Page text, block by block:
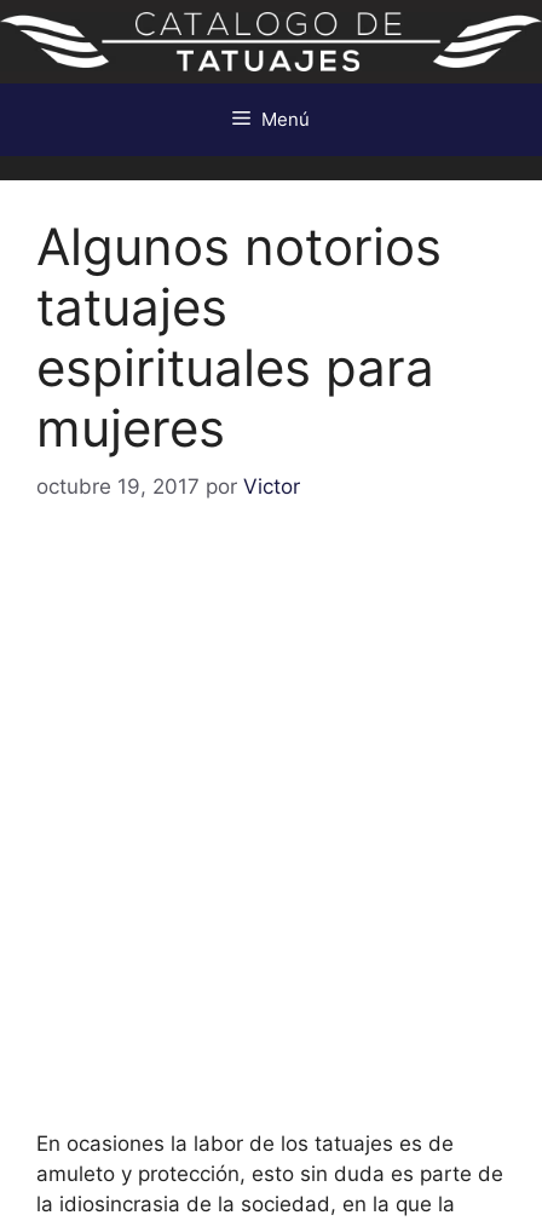
Saltar
contenido
Menú
Algunos notorios
tatuajes
espirituales para
mujeres
octubre 19, 2017 por Victor
En ocasiones la labor de los tatuajes es de
amuleto y protección, esto sin duda es parte de
la idiosincrasia de la sociedad, en la que la